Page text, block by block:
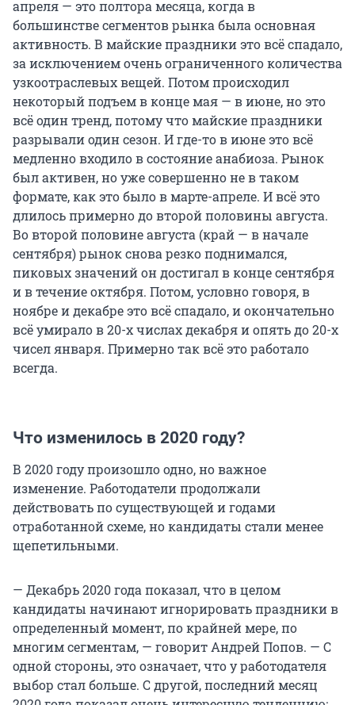
апреля — это полтора месяца, когда в
большинстве сегментов рынка была основная
активность. В майские праздники это всё спадало,
за исключением очень ограниченного количества
узкоотраслевых вещей. Потом происходил
некоторый подъем в конце мая — в июне, но это
всё один тренд, потому что майские праздники
разрывали один сезон. И где-то в июне это всё
медленно входило в состояние анабиоза. Рынок
был активен, но уже совершенно не в таком
формате, как это было в марте-апреле. И всё это
длилось примерно до второй половины августа.
Во второй половине августа (край — в начале
сентября) рынок снова резко поднимался,
пиковых значений он достигал в конце сентября
и в течение октября. Потом, условно говоря, в
ноябре и декабре это всё спадало, и окончательно
всё умирало в 20-х числах декабря и опять до 20-х
чисел января. Примерно так всё это работало
всегда.
Что изменилось в 2020 году?
В 2020 году произошло одно, но важное
изменение. Работодатели продолжали
действовать по существующей и годами
отработанной схеме, но кандидаты стали менее
щепетильными.
— Декабрь 2020 года показал, что в целом
кандидаты начинают игнорировать праздники в
определенный момент, по крайней мере, по
многим сегментам, — говорит Андрей Попов. — С
одной стороны, это означает, что у работодателя
выбор стал больше. С другой, последний месяц